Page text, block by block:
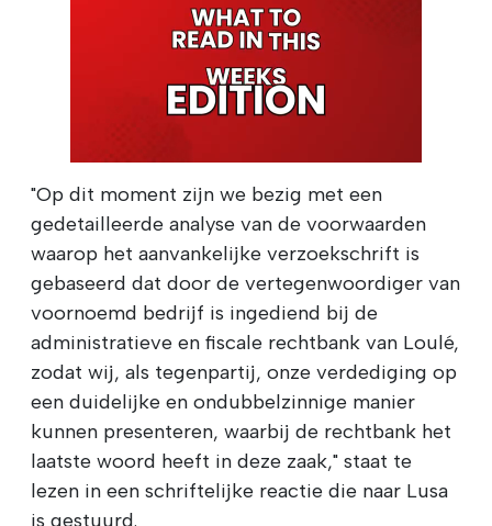
"Op dit moment zijn we bezig met een
gedetailleerde analyse van de voorwaarden
waarop het aanvankelijke verzoekschrift is
gebaseerd dat door de vertegenwoordiger van
voornoemd bedrijf is ingediend bij de
administratieve en fiscale rechtbank van Loulé,
zodat wij, als tegenpartij, onze verdediging op
een duidelijke en ondubbelzinnige manier
kunnen presenteren, waarbij de rechtbank het
laatste woord heeft in deze zaak," staat te
lezen in een schriftelijke reactie die naar Lusa
is gestuurd.